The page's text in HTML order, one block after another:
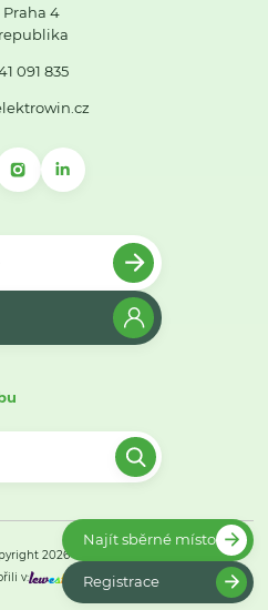
Praha 4
091 835
2026
v:
Najít sběrné místo
Registrace